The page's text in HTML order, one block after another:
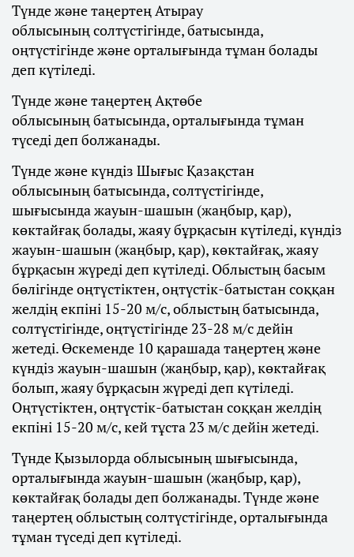
Түнде және таңертең Атырау
облысының солтүстігінде, батысында,
оңтүстігінде және орталығында тұман болады
деп күтіледі.
Түнде және таңертең Ақтөбе
облысының батысында, орталығында тұман
түседі деп болжанады.
Түнде және күндіз Шығыс Қазақстан
облысының батысында, солтүстігінде,
шығысында жауын-шашын (жаңбыр, қар),
көктайғақ болады, жаяу бұрқасын күтіледі, күндіз
жауын-шашын (жаңбыр, қар), көктайғақ, жаяу
бұрқасын жүреді деп күтіледі. Облыстың басым
бөлігінде оңтүстіктен, оңтүстік-батыстан соққан
желдің екпіні 15-20 м/с, облыстың батысында,
солтүстігінде, оңтүстігінде 23-28 м/с дейін
жетеді. Өскеменде 10 қарашада таңертең және
күндіз жауын-шашын (жаңбыр, қар), көктайғақ
болып, жаяу бұрқасын жүреді деп күтіледі.
Оңтүстіктен, оңтүстік-батыстан соққан желдің
екпіні 15-20 м/с, кей тұста 23 м/с дейін жетеді.
Түнде Қызылорда облысының шығысында,
орталығында жауын-шашын (жаңбыр, қар),
көктайғақ болады деп болжанады. Түнде және
таңертең облыстың солтүстігінде, орталығында
тұман түседі деп күтіледі.